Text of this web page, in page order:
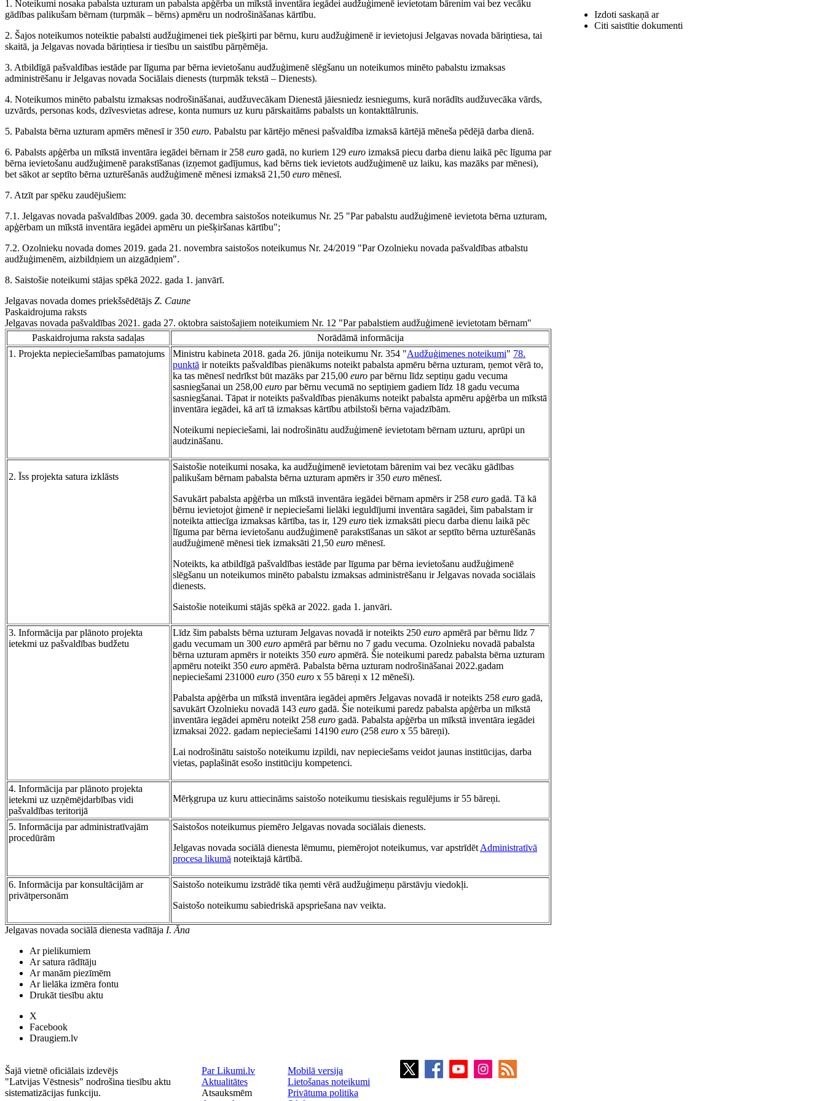
1. Noteikumi nosaka pabalsta uzturam un pabalsta apģērba un mīkstā inventāra iegādei audžuģimenē ievietotam bārenim vai bez vecāku
gādības palikušam bērnam (turpmāk – bērns) apmēru un nodrošināšanas kārtību.
2. Šajos noteikumos noteiktie pabalsti audžuģimenei tiek piešķirti par bērnu, kuru audžuģimenē ir ievietojusi Jelgavas novada bāriņtiesa, tai
skaitā, ja Jelgavas novada bāriņtiesa ir tiesību un saistību pārņēmēja.
3. Atbildīgā pašvaldības iestāde par līguma par bērna ievietošanu audžuģimenē slēgšanu un noteikumos minēto pabalstu izmaksas
administrēšanu ir Jelgavas novada Sociālais dienests (turpmāk tekstā – Dienests).
4. Noteikumos minēto pabalstu izmaksas nodrošināšanai, audžuvecākam Dienestā jāiesniedz iesniegums, kurā norādīts audžuvecāka vārds,
uzvārds, personas kods, dzīvesvietas adrese, konta numurs uz kuru pārskaitāms pabalsts un kontakttālrunis.
5. Pabalsta bērna uzturam apmērs mēnesī ir 350 euro. Pabalstu par kārtējo mēnesi pašvaldība izmaksā kārtējā mēneša pēdējā darba dienā.
6. Pabalsts apģērba un mīkstā inventāra iegādei bērnam ir 258 euro gadā, no kuriem 129 euro izmaksā piecu darba dienu laikā pēc līguma par
bērna ievietošanu audžuģimenē parakstīšanas (izņemot gadījumus, kad bērns tiek ievietots audžuģimenē uz laiku, kas mazāks par mēnesi),
bet sākot ar septīto bērna uzturēšanās audžuģimenē mēnesi izmaksā 21,50 euro mēnesī.
7. Atzīt par spēku zaudējušiem:
7.1. Jelgavas novada pašvaldības 2009. gada 30. decembra saistošos noteikumus Nr. 25 "Par pabalstu audžuģimenē ievietota bērna uzturam,
apģērbam un mīkstā inventāra iegādei apmēru un piešķiršanas kārtību";
7.2. Ozolnieku novada domes 2019. gada 21. novembra saistošos noteikumus Nr. 24/2019 "Par Ozolnieku novada pašvaldības atbalstu
audžuģimenēm, aizbildņiem un aizgādņiem".
8. Saistošie noteikumi stājas spēkā 2022. gada 1. janvārī.
Jelgavas novada domes priekšsēdētājs Z. Caune
Paskaidrojuma raksts
Jelgavas novada pašvaldības 2021. gada 27. oktobra saistošajiem noteikumiem Nr. 12 "Par pabalstiem audžuģimenē ievietotam bērnam"
Paskaidrojuma raksta sadaļas
Norādāmā informācija
1. Projekta nepieciešamības pamatojums
Ministru kabineta 2018. gada 26. jūnija noteikumu Nr. 354 "Audžuģimenes noteikumi" 78.
punktā ir noteikts pašvaldības pienākums noteikt pabalsta apmēru bērna uzturam, ņemot vērā to,
ka tas mēnesī nedrīkst būt mazāks par 215,00 euro par bērnu līdz septiņu gadu vecuma
sasniegšanai un 258,00 euro par bērnu vecumā no septiņiem gadiem līdz 18 gadu vecuma
sasniegšanai. Tāpat ir noteikts pašvaldības pienākums noteikt pabalsta apmēru apģērba un mīkstā
inventāra iegādei, kā arī tā izmaksas kārtību atbilstoši bērna vajadzībām.
Noteikumi nepieciešami, lai nodrošinātu audžuģimenē ievietotam bērnam uzturu, aprūpi un
audzināšanu.
2. Īss projekta satura izklāsts
Saistošie noteikumi nosaka, ka audžuģimenē ievietotam bārenim vai bez vecāku gādības
palikušam bērnam pabalsta bērna uzturam apmērs ir 350 euro mēnesī.
Savukārt pabalsta apģērba un mīkstā inventāra iegādei bērnam apmērs ir 258 euro gadā. Tā kā
bērnu ievietojot ģimenē ir nepieciešami lielāki ieguldījumi inventāra sagādei, šim pabalstam ir
noteikta attiecīga izmaksas kārtība, tas ir, 129 euro tiek izmaksāti piecu darba dienu laikā pēc
līguma par bērna ievietošanu audžuģimenē parakstīšanas un sākot ar septīto bērna uzturēšanās
audžuģimenē mēnesi tiek izmaksāti 21,50 euro mēnesī.
Noteikts, ka atbildīgā pašvaldības iestāde par līguma par bērna ievietošanu audžuģimenē
slēgšanu un noteikumos minēto pabalstu izmaksas administrēšanu ir Jelgavas novada sociālais
dienests.
Saistošie noteikumi stājās spēkā ar 2022. gada 1. janvāri.
3. Informācija par plānoto projekta
ietekmi uz pašvaldības budžetu
Līdz šim pabalsts bērna uzturam Jelgavas novadā ir noteikts 250 euro apmērā par bērnu līdz 7
gadu vecumam un 300 euro apmērā par bērnu no 7 gadu vecuma. Ozolnieku novadā pabalsta
bērna uzturam apmērs ir noteikts 350 euro apmērā. Šie noteikumi paredz pabalsta bērna uzturam
apmēru noteikt 350 euro apmērā. Pabalsta bērna uzturam nodrošināšanai 2022.gadam
nepieciešami 231000 euro (350 euro x 55 bāreņi x 12 mēneši).
Pabalsta apģērba un mīkstā inventāra iegādei apmērs Jelgavas novadā ir noteikts 258 euro gadā,
savukārt Ozolnieku novadā 143 euro gadā. Šie noteikumi paredz pabalsta apģērba un mīkstā
inventāra iegādei apmēru noteikt 258 euro gadā. Pabalsta apģērba un mīkstā inventāra iegādei
izmaksai 2022. gadam nepieciešami 14190 euro (258 euro x 55 bāreņi).
Lai nodrošinātu saistošo noteikumu izpildi, nav nepieciešams veidot jaunas institūcijas, darba
vietas, paplašināt esošo institūciju kompetenci.
4. Informācija par plānoto projekta
ietekmi uz uzņēmējdarbības vidi
pašvaldības teritorijā
Mērķgrupa uz kuru attiecināms saistošo noteikumu tiesiskais regulējums ir 55 bāreņi.
5. Informācija par administratīvajām
procedūrām
Saistošos noteikumus piemēro Jelgavas novada sociālais dienests.
Jelgavas novada sociālā dienesta lēmumu, piemērojot noteikumus, var apstrīdēt Administratīvā
procesa likumā noteiktajā kārtībā.
6. Informācija par konsultācijām ar
privātpersonām
Saistošo noteikumu izstrādē tika ņemti vērā audžuģimeņu pārstāvju viedokļi.
Saistošo noteikumu sabiedriskā apspriešana nav veikta.
Jelgavas novada sociālā dienesta vadītāja I. Āna
Izdoti saskaņā ar
Citi saistītie dokumenti
Ar pielikumiem
Ar satura rādītāju
Ar manām piezīmēm
Ar lielāka izmēra fontu
Drukāt tiesību aktu
X
Facebook
Draugiem.lv
Šajā vietnē oficiālais izdevējs
"Latvijas Vēstnesis" nodrošina tiesību aktu
sistematizācijas funkciju.
Par Likumi.lv
Aktualitātes
Atsauksmēm
Mobilā versija
Lietošanas noteikumi
Privātuma politika